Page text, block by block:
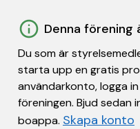
Denna förening
Du som är
starta upp en gratis
användarkonto, logga
föreningen. Bjud sedan
boappa. Skapa konto